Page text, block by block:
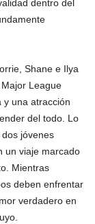
dentro del
Shane e Ilya
League
y una atracción
del todo. Lo
jóvenes
un viaje marcado
Mientras
deben enfrentar
verdadero en